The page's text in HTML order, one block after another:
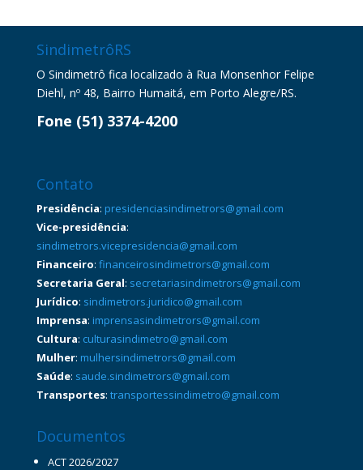
SindimetrôRS
O Sindimetrô fica localizado à Rua Monsenhor Felipe
Diehl, nº 48, Bairro Humaitá, em Porto Alegre/RS.
Fone (51) 3374-4200
Contato
Presidência: presidenciasindimetrors@gmail.com
Vice-presidência:
sindimetrors.vicepresidencia@gmail.com
Financeiro: financeirosindimetrors@gmail.com
Secretaria Geral: secretariasindimetrors@gmail.com
Jurídico: sindimetrors.juridico@gmail.com
Imprensa: imprensasindimetrors@gmail.com
Cultura: culturasindimetro@gmail.com
Mulher: mulhersindimetrors@gmail.com
Saúde: saude.sindimetrors@gmail.com
Transportes: transportessindimetro@gmail.com
Documentos
ACT 2026/2027